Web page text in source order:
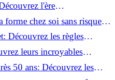
l'ère
verte!
chez soi sans risque
et conseils sûrs!
Découvrez les règles
leurs incroyables
50 ans: Découvrez les